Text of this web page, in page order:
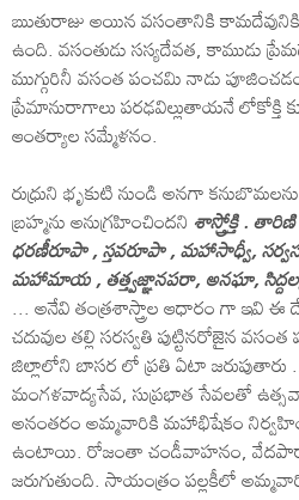
ఋతురాజు అయిన వసంతానికి
ఉంది. వసంతుడు సస్యదేవత, కాముడు
ముగ్గురినీ వసంత పంచమి నాడు
ప్రేమానురాగాలు పరఢవిల్లుతాయనే లోకోక్తి
ఆంతర్యాల సమ్మేళనం.
రుధ్రుని భృకుటి నుండి అనగా
బ్రహ్మను అనుగ్రహించిందని శాస్త్రోక్తి .
ధరణీరూపా , స్తవరూపా , మహాసాధ్వీ,
మహామాయ , తత్త్వజ్ఞానపరా, అనఘా,
... అనేవి తంత్రశాస్త్రాల ఆధారం గా ఇవి
చదువుల తల్లి సరస్వతి పుట్టినరోజైన
జిల్లాలోని బాసర లో ప్రతి ఏటా జరుపుతారు
మంగళవాద్యసేవ, సుప్రభాత సేవలతో
అనంతరం అమ్మవారికి మహాభిషేకం
ఉంటాయి. రోజంతా చండీవాహనం,
జరుగుతుంది. సాయంత్రం పల్లకీలో